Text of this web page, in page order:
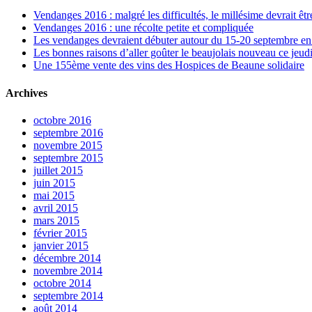
Vendanges 2016 : malgré les difficultés, le millésime devrait
Vendanges 2016 : une récolte petite et compliquée
Les vendanges devraient débuter autour du 15-20 septembre
Les bonnes raisons d’aller goûter le beaujolais nouveau ce jeudi
Une 155ème vente des vins des Hospices de Beaune solidaire
Archives
octobre 2016
septembre 2016
novembre 2015
septembre 2015
juillet 2015
juin 2015
mai 2015
avril 2015
mars 2015
février 2015
janvier 2015
décembre 2014
novembre 2014
octobre 2014
septembre 2014
août 2014